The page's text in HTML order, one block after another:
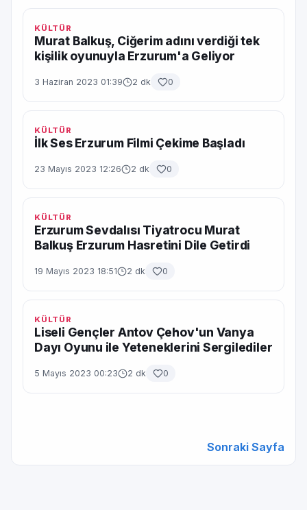
KÜLTÜR
Murat Balkuş, Ciğerim adını verdiği tek
kişilik oyunuyla Erzurum'a Geliyor
3 Haziran 2023 01:39 2 dk 0
KÜLTÜR
İlk Ses Erzurum Filmi Çekime Başladı
23 Mayıs 2023 12:26 2 dk 0
KÜLTÜR
Erzurum Sevdalısı Tiyatrocu Murat
Balkuş Erzurum Hasretini Dile Getirdi
19 Mayıs 2023 18:51 2 dk 0
KÜLTÜR
Liseli Gençler Antov Çehov'un Vanya
Dayı Oyunu ile Yeteneklerini Sergilediler
5 Mayıs 2023 00:23 2 dk 0
Sonraki Sayfa